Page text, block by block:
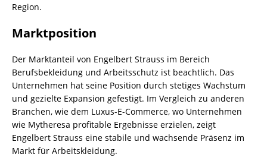
Region.
Marktposition
Der Marktanteil von Engelbert Strauss im Bereich
Berufsbekleidung und Arbeitsschutz ist beachtlich. Das
Unternehmen hat seine Position durch stetiges Wachstum
und gezielte Expansion gefestigt. Im Vergleich zu anderen
Branchen, wie dem Luxus-E-Commerce, wo Unternehmen
wie Mytheresa profitable Ergebnisse erzielen, zeigt
Engelbert Strauss eine stabile und wachsende Präsenz im
Markt für Arbeitskleidung.